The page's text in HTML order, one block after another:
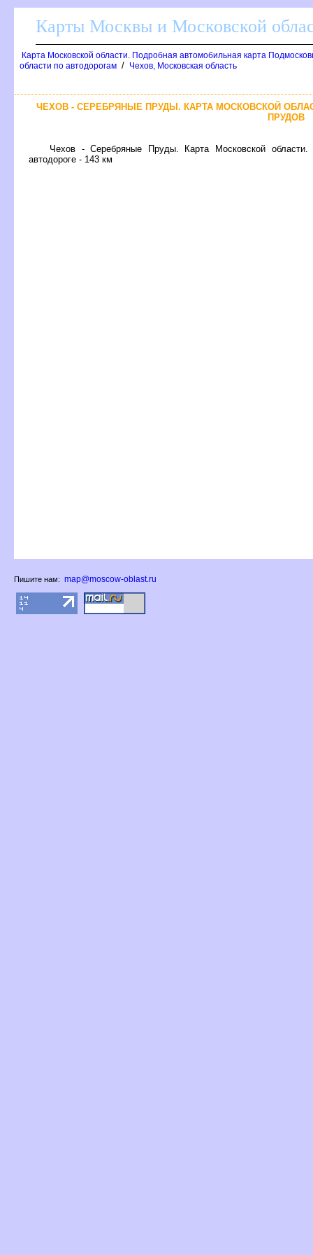
Карты Москвы и Московской
Карта Московской области. Подробная автомобильная карта
области по автодорогам / Чехов, Московская область
ЧЕХОВ - СЕРЕБРЯНЫЕ ПРУДЫ. КАРТА МОСКОВСКОЙ
ПРУДО
Чехов - Серебряные Пруды. Карта Московской
автодороге - 143 км
Пишите нам: map@moscow-oblast.ru